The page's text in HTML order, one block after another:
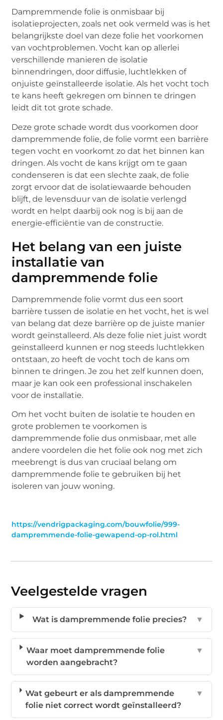
Dampremmende folie is onmisbaar bij
isolatieprojecten, zoals net ook vermeld was is het
belangrijkste doel van deze folie het voorkomen
van vochtproblemen. Vocht kan op allerlei
verschillende manieren de isolatie
binnendringen, door diffusie, luchtlekken of
onjuiste geïnstalleerde isolatie. Als het vocht toch
te kans heeft gekregen om binnen te dringen
leidt dit tot grote schade.
Deze grote schade wordt dus voorkomen door
dampremmende folie, de folie vormt een barrière
tegen vocht en voorkomt zo dat het binnen kan
dringen. Als vocht de kans krijgt om te gaan
condenseren is dat een slechte zaak, de folie
zorgt ervoor dat de isolatiewaarde behouden
blijft, de levensduur van de isolatie verlengd
wordt en helpt daarbij ook nog is bij aan de
energie-efficiëntie van de constructie.
Het belang van een juiste
installatie van
dampremmende folie
Dampremmende folie vormt dus een soort
barrière tussen de isolatie en het vocht, het is wel
van belang dat deze barrière op de juiste manier
wordt geïnstalleerd. Als deze folie niet juist wordt
geïnstalleerd kunnen er nog steeds luchtlekken
ontstaan, zo heeft de vocht toch de kans om
binnen te dringen. Je zou het zelf kunnen doen,
maar je kan ook een professional inschakelen
voor de installatie.
Om het vocht buiten de isolatie te houden en
grote problemen te voorkomen is
dampremmende folie dus onmisbaar, met alle
andere voordelen die het folie ook nog met zich
meebrengt is dus van cruciaal belang om
dampremmende folie te gebruiken bij het
isoleren van jouw woning.
https://vendrigpackaging.com/bouwfolie/999-
dampremmende-folie-gewapend-op-rol.html
Veelgestelde vragen
Wat is dampremmende folie precies? ▼
Waar moet dampremmende folie
worden aangebracht?
▼
Wat gebeurt er als dampremmende
folie niet correct wordt geïnstalleerd?
▼